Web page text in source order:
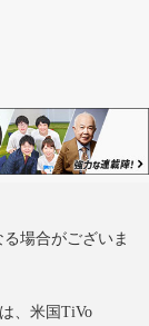
場合がございま
、米国TiVo